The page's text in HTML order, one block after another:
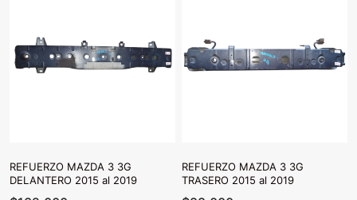
REFUERZO MAZDA 3 3G
DELANTERO 2015 al 2019
REFUERZO MAZDA 3 3G
TRASERO 2015 al 2019